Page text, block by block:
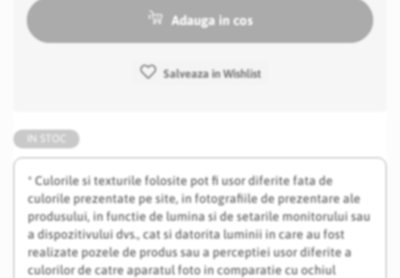
* Culorile si texturile folosite pot fi usor diferite fata de
culorile prezentate pe site, in fotografiile de prezentare ale
produsului, in functie de lumina si de setarile monitorului sau
a dispozitivului dvs., cat si datorita luminii in care au fost
realizate pozele de produs sau a perceptiei usor diferite a
culorilor de catre aparatul foto in comparatie cu ochiul
Adauga in cos
Salveaza in Wishlist